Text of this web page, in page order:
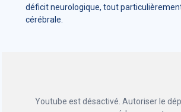
déficit neurologique, tout
cérébrale.
Youtube est désactivé. Autoriser le